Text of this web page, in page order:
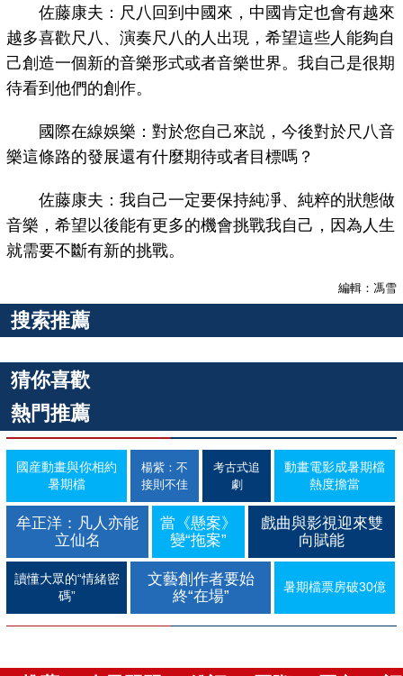
佐藤康夫：尺八回到中國來，中國肯定也會有越來
越多喜歡尺八、演奏尺八的人出現，希望這些人能夠自
己創造一個新的音樂形式或者音樂世界。我自己是很期
待看到他們的創作。
國際在線娛樂：對於您自己來説，今後對於尺八音
樂這條路的發展還有什麼期待或者目標嗎？
佐藤康夫：我自己一定要保持純凈、純粹的狀態做
音樂，希望以後能有更多的機會挑戰我自己，因為人生
就需要不斷有新的挑戰。
編輯：馮雪
搜索推薦
猜你喜歡
熱門推薦
國産動畫與你相約
暑期檔
楊紫：不
接則不佳
考古式追
劇
動畫電影成暑期檔
熱度擔當
牟正洋：凡人亦能
立仙名
當《懸案》
變“拖案”
戲曲與影視迎來雙
向賦能
讀懂大眾的“情緒密
碼”
文藝創作者要始
終“在場”
暑期檔票房破30億